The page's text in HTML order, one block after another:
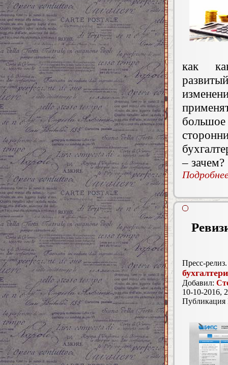
как
– зачем?
Пресс-релиз.
Добавил:
10-10-2016,